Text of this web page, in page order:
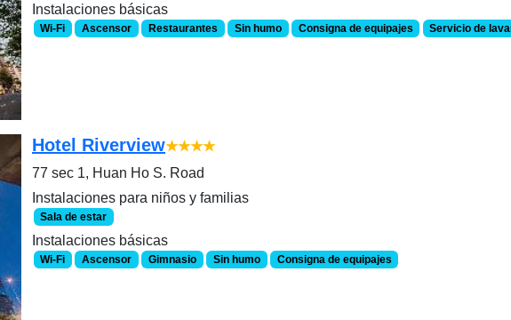
Instalaciones básicas
Wi-Fi Ascensor Restaurantes Sin humo Consigna de equipajes Servicio de
Hotel Riverview★★★★
77 sec 1, Huan Ho S. Road
Instalaciones para niños y familias
Sala de estar
Instalaciones básicas
Wi-Fi Ascensor Gimnasio Sin humo Consigna de equipajes